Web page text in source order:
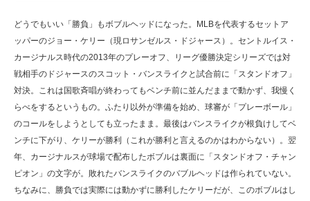
どうでもいい「勝負」もボブルヘッドになった。MLBを代表するセットア
ッパーのジョー・ケリー（現ロサンゼルス・ドジャース）。セントルイス・
カージナルス時代の2013年のプレーオフ、リーグ優勝決定シリーズでは対
戦相手のドジャースのスコット・バンスライクと試合前に「スタンドオフ」
対決。これは国歌斉唱が終わってもベンチ前に並んだままで動かず、我慢く
らべをするというもの。ふたり以外が準備を始め、球審が「プレーボール」
のコールをしようとしても立ったまま。最後はバンスライクが根負けしてベ
ンチに下がり、ケリーが勝利（これが勝利と言えるのかはわからない）。翌
年、カージナルスが球場で配布したボブルは裏面に「スタンドオフ・チャン
ピオン」の文字が。敗れたバンスライクのバブルヘッドは作られていない。
ちなみに、勝負では実際には動かずに勝利したケリーだが、このボブルはし